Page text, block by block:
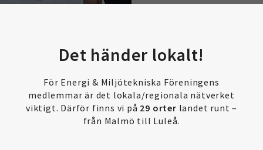
Det händer lokalt!
För Energi & Miljötekniska Föreningens
medlemmar är det lokala/regionala nätverket
viktigt. Därför finns vi på 29 orter landet runt –
från Malmö till Luleå.